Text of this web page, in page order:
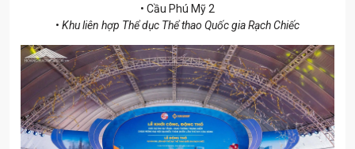
• Cầu Phú Mỹ 2
• Khu liên hợp Thể dục Thể thao Quốc gia Rạch Chiếc